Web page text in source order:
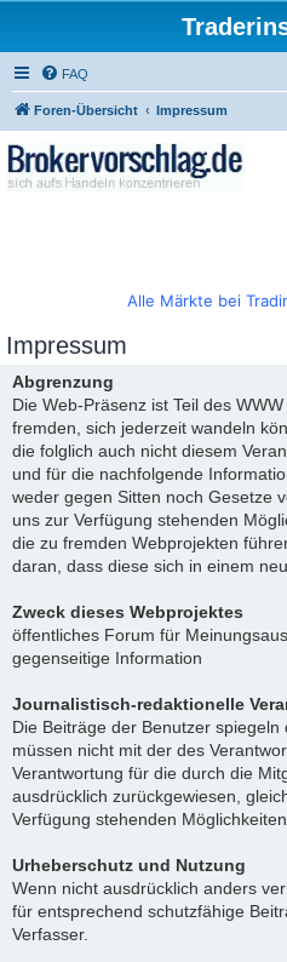
FAQ
Foren-Übersicht Impressum
Alle Märkte bei
Impressum
Abgrenzung
Die Web-Präsenz ist Teil des
fremden, sich jederzeit wandeln
die folglich auch nicht diesem
und für die nachfolgende
weder gegen Sitten noch Gesetze
uns zur Verfügung stehenden
die zu fremden Webprojekten
daran, dass diese sich in einem
Zweck dieses Webprojektes
öffentliches Forum für
gegenseitige Information
Journalistisch-redaktionelle
Die Beiträge der Benutzer
müssen nicht mit der des
Verantwortung für die durch die
ausdrücklich zurückgewiesen,
Verfügung stehenden
Urheberschutz und Nutzung
Wenn nicht ausdrücklich anders
für entsprechend schutzfähige
Verfasser.